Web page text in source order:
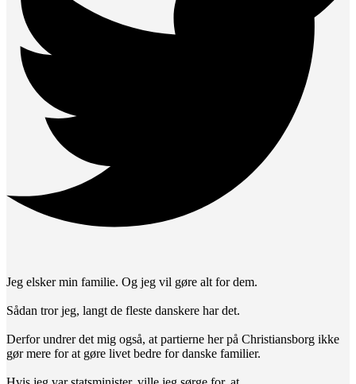
Jeg elsker min familie. Og jeg vil gøre alt for dem.
Sådan tror jeg, langt de fleste danskere har det.
Derfor undrer det mig også, at partierne her på Christiansborg ikke
gør mere for at gøre livet bedre for danske familier.